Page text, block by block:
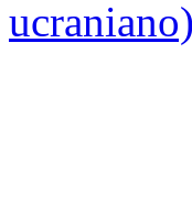
ucraniano)